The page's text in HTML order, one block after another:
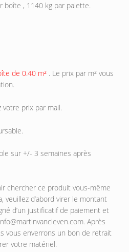
boîte , 1140 kg par palette.
de 0.40 m². Le prix par m² vous
prix par mail.
sur +/- 3 semaines après
chercher ce produit vous-même
veuillez d’abord virer le montant
d’un justificatif de paiement et
Après
vous enverrons un bon de retrait
votre matériel.